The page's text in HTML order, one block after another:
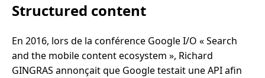
Structured content
En 2016, lors de la conférence Google I/O « Search
and the mobile content ecosystem », Richard
GINGRAS annonçait que Google testait une API afin